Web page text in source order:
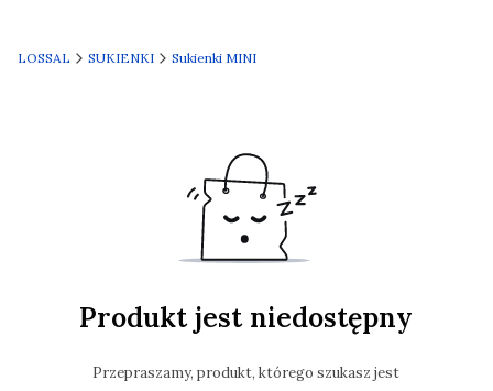
LOSSAL SUKIENKI Sukienki MINI
Produkt jest niedostępny
Przepraszamy, produkt, którego szukasz jest